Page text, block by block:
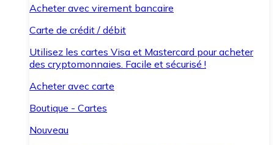
Acheter avec virement bancaire
Carte de crédit / débit
Utilisez les cartes Visa et Mastercard pour acheter
des cryptomonnaies. Facile et sécurisé !
Acheter avec carte
Boutique - Cartes
Nouveau